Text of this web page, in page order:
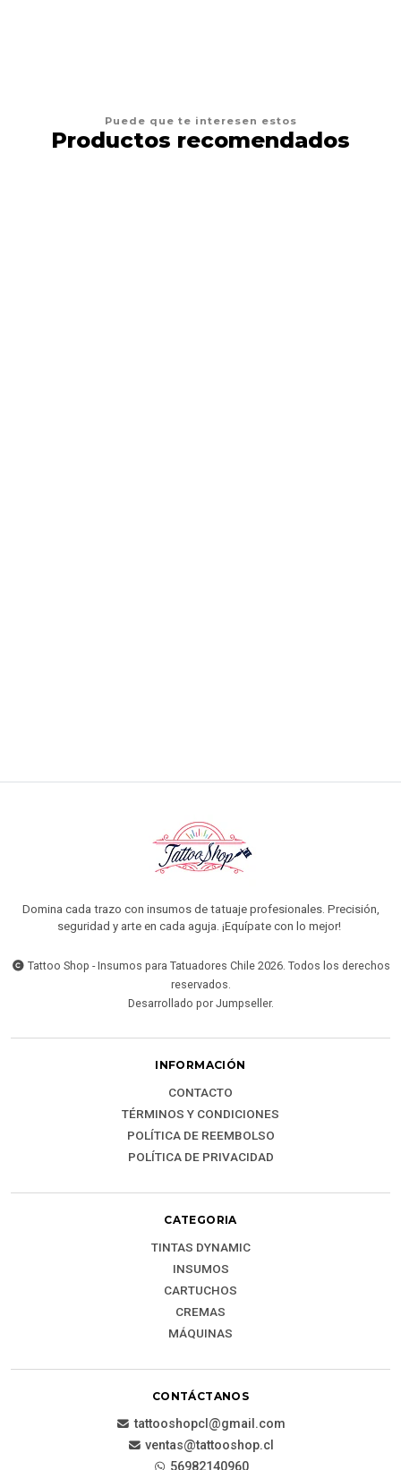
Puede que te interesen estos
Productos recomendados
Domina cada trazo con insumos de tatuaje profesionales. Precisión,
seguridad y arte en cada aguja. ¡Equípate con lo mejor!
Tattoo Shop - Insumos para Tatuadores Chile 2026. Todos los derechos
reservados.
Desarrollado por Jumpseller.
INFORMACIÓN
CONTACTO
TÉRMINOS Y CONDICIONES
POLÍTICA DE REEMBOLSO
POLÍTICA DE PRIVACIDAD
CATEGORIA
TINTAS DYNAMIC
INSUMOS
CARTUCHOS
CREMAS
MÁQUINAS
CONTÁCTANOS
tattooshopcl@gmail.com
ventas@tattooshop.cl
56982140960